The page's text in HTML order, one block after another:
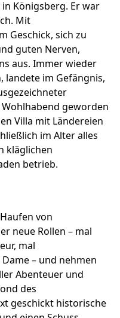
Königsberg. Er war
Mit
Geschick, sich zu
guten Nerven,
aus. Immer wieder
landete im Gefängnis,
geworden
Villa mit Ländereien
im Alter alles
kläglichen
betrieb.
von
neue Rollen – mal
mal
– und nehmen
Abenteuer und
des
geschickt historische